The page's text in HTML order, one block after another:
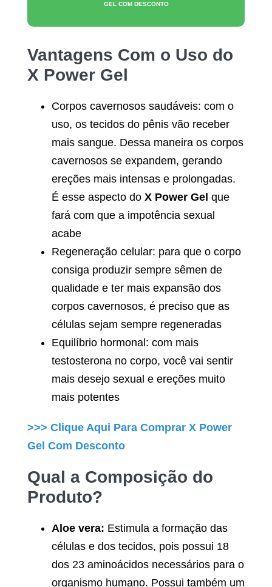
GEL COM DESCONTO
Vantagens Com o Uso do
X Power Gel
Corpos cavernosos saudáveis: com o
uso, os tecidos do pênis vão receber
mais sangue. Dessa maneira os corpos
cavernosos se expandem, gerando
ereções mais intensas e prolongadas.
É esse aspecto do X Power Gel que
fará com que a impotência sexual
acabe
Regeneração celular: para que o corpo
consiga produzir sempre sêmen de
qualidade e ter mais expansão dos
corpos cavernosos, é preciso que as
células sejam sempre regeneradas
Equilíbrio hormonal: com mais
testosterona no corpo, você vai sentir
mais desejo sexual e ereções muito
mais potentes
>>> Clique Aqui Para Comprar X Power
Gel Com Desconto
Qual a Composição do
Produto?
Aloe vera: Estimula a formação das
células e dos tecidos, pois possui 18
dos 23 aminoácidos necessários para o
organismo humano. Possui também um